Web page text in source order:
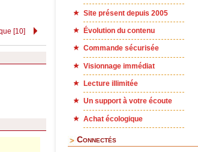
[10]
Site présent depuis 2005
Évolution du contenu
Commande sécurisée
Visionnage immédiat
Lecture illimitée
Un support à votre écoute
Achat écologique
Connectés